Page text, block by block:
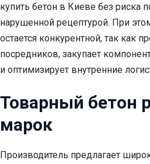
купить бетон в Киеве без риска
нарушенной рецептурой. При
остается конкурентной, так как
посредников, закупает
и оптимизирует внутренние
Товарный бетон
марок
Производитель предлагает